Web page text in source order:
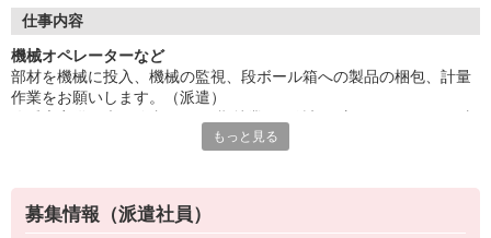
交通費は全額支給です。お友達紹介キャンペーンで双方に電子マ
『テクノ・サービス』は、派遣業界大手スタッフサービスグルー
プです。
全国にあるお仕事の中から、一人ひとりのスキルや希望条件に応
じたお仕事をご案内します。
登録方法は、【オンライン】【電話】【登録会来場】の3つから
選べます♪
仕事内容
機械オペレーターなど
部材を機械に投入、機械の監視、段ボール箱への製品の梱包、計量
作業をお願いします。（派遣）
入UP♪残業セットの交替制のお仕事です。
＊ライン作業です
もっと見る
募集情報（派遣社員）